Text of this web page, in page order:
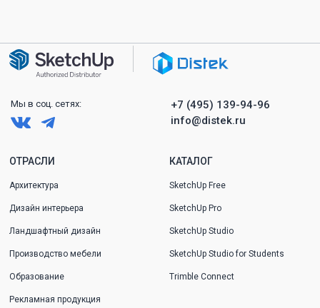
ОТРАСЛИ
Архитектура
Дизайн интерьера
Ландшафтный дизайн
Производство мебели
Образование
Рекламная продукция
КАТАЛОГ
SketchUp Free
SketchUp Pro
SketchUp Studio
SketchUp Studio for Students
Trimble Connect
+7 (495) 139-94-96
info@distek.ru
Мы в соц. сетях: